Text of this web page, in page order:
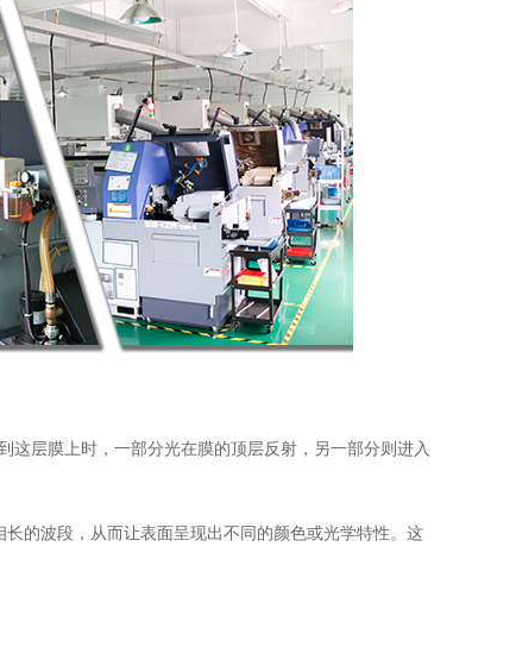
这层膜上时，一部分光在膜的顶层反射，另一部分则进入
的波段，从而让表面呈现出不同的颜色或光学特性。这